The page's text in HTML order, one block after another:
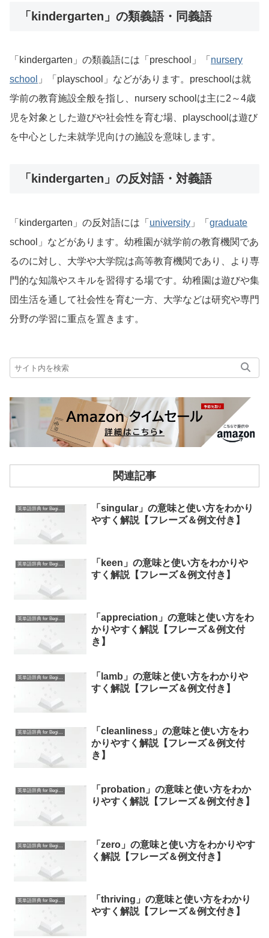
「kindergarten」の類義語・同義語
「kindergarten」の類義語には「preschool」「 nursery
school 」「playschool」などがあります。preschoolは就
学前の教育施設全般を指し、nursery schoolは主に2～4歳
児を対象とした遊びや社会性を育む場、playschoolは遊び
を中心とした未就学児向けの施設を意味します。
「kindergarten」の反対語・対義語
「kindergarten」の反対語には「 university 」「 graduate
school」などがあります。幼稚園が就学前の教育機関であ
るのに対し、大学や大学院は高等教育機関であり、より専
門的な知識やスキルを習得する場です。幼稚園は遊びや集
団生活を通して社会性を育む一方、大学などは研究や専門
分野の学習に重点を置きます。
関連記事
英単語辞典 for Beginners
「singular」の意味と使い方をわかり
やすく解説【フレーズ＆例文付き】
英単語辞典 for Beginners
「keen」の意味と使い方をわかりや
すく解説【フレーズ＆例文付き】
英単語辞典 for Beginners
「appreciation」の意味と使い方をわ
かりやすく解説【フレーズ＆例文付
き】
英単語辞典 for Beginners
「lamb」の意味と使い方をわかりや
すく解説【フレーズ＆例文付き】
英単語辞典 for Beginners
「cleanliness」の意味と使い方をわ
かりやすく解説【フレーズ＆例文付
き】
英単語辞典 for Beginners
「probation」の意味と使い方をわか
りやすく解説【フレーズ＆例文付き】
英単語辞典 for Beginners
「zero」の意味と使い方をわかりやす
く解説【フレーズ＆例文付き】
英単語辞典 for Beginners
「thriving」の意味と使い方をわかり
やすく解説【フレーズ＆例文付き】